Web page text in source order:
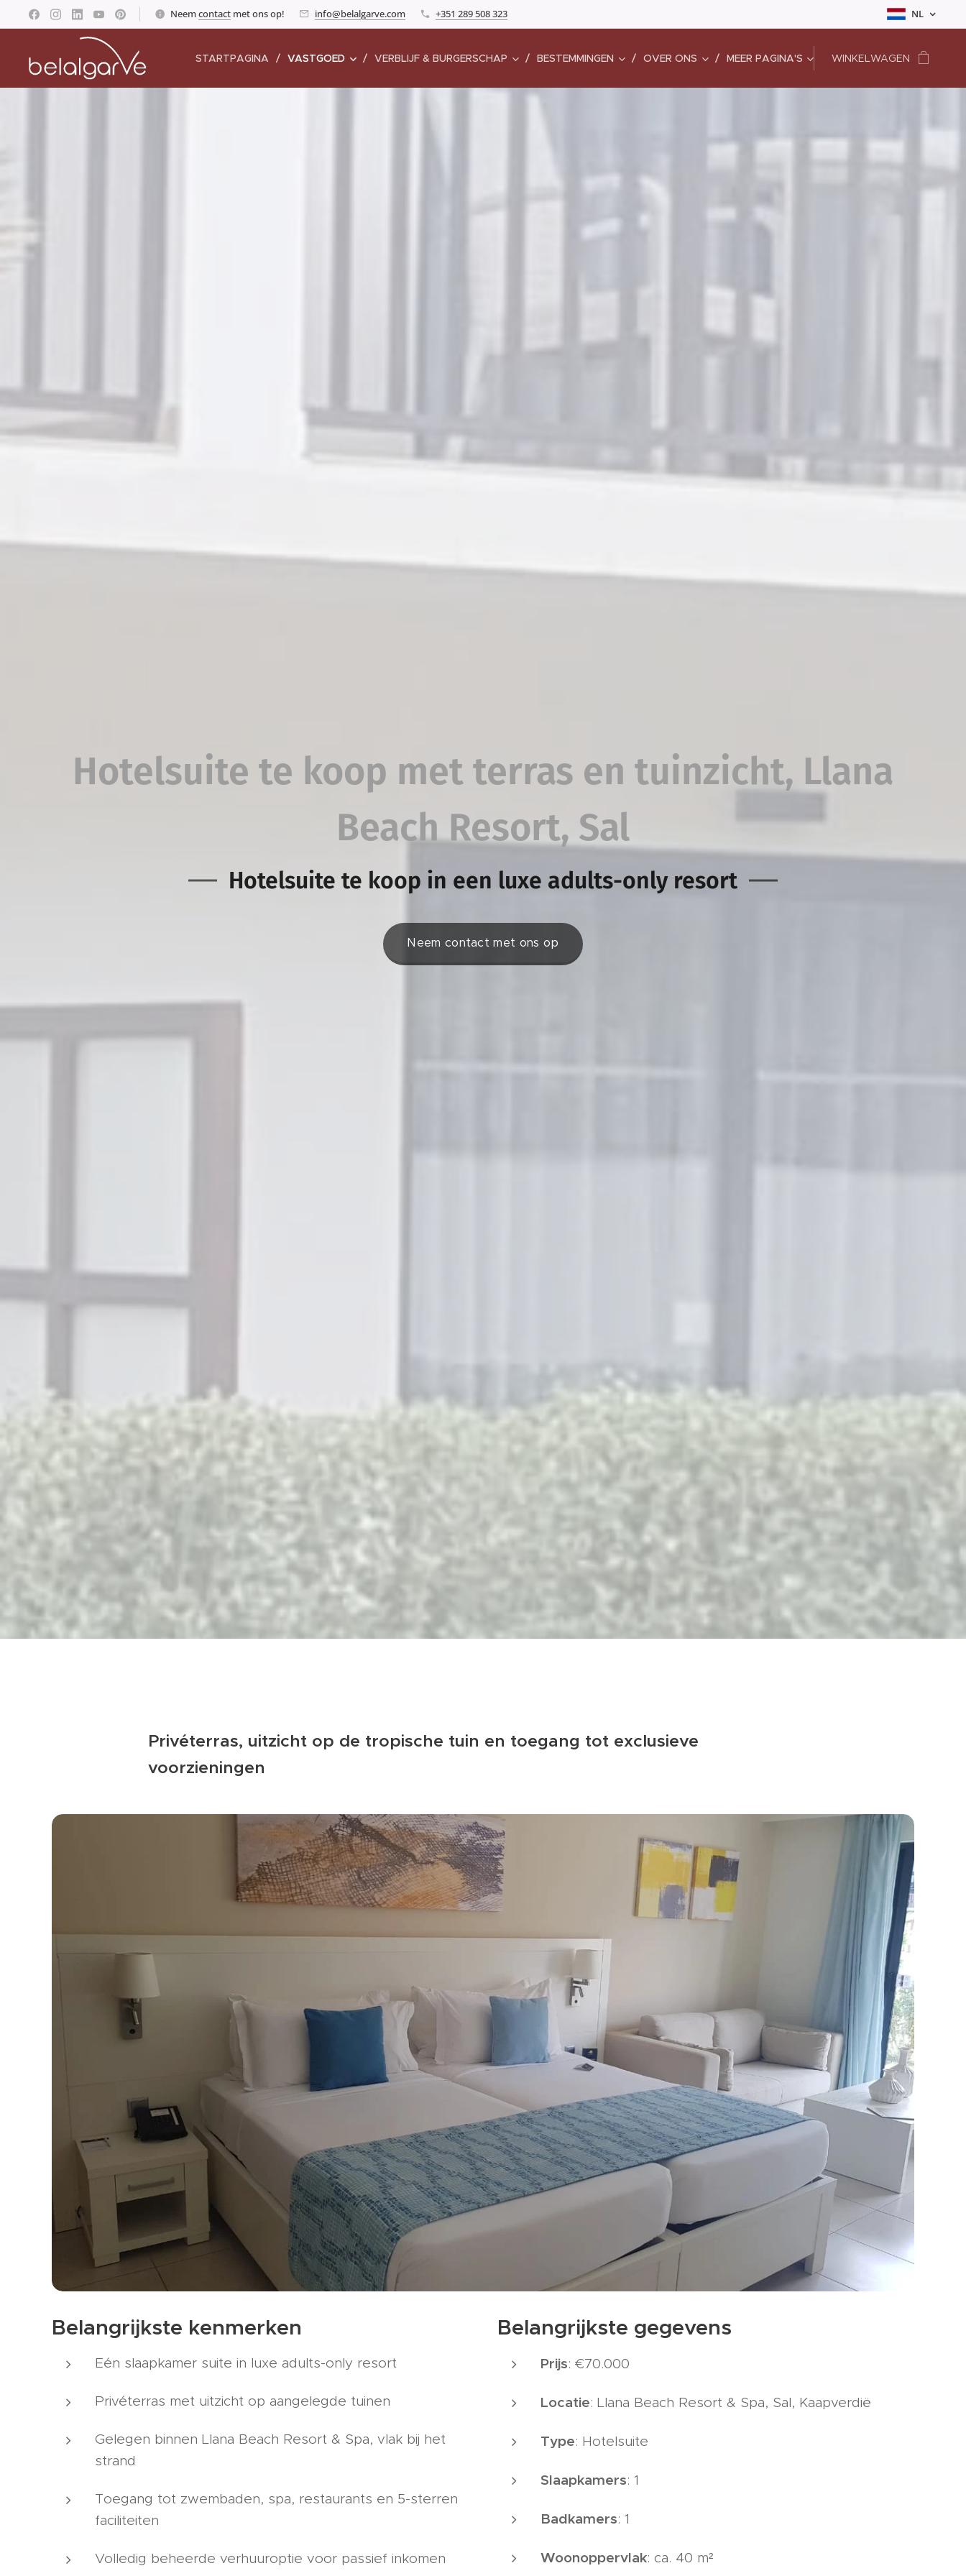
Neemcontact met ons op! info@belalgarve.com +351 289 508 323 NL
STARTPAGINA VASTGOED VERBLIJF & BURGERSCHAP BESTEMMINGEN OVER ONS MEER PAGINA'S WINKELWAGEN
Hotelsuite te koop met terras en tuinzicht, Llana
Beach Resort, Sal
Hotelsuite te koop in een luxe adults-only resort
Neem contact met ons op
Privéterras, uitzicht op de tropische tuin en toegang tot exclusieve
voorzieningen
Belangrijkste kenmerken
Eén slaapkamer suite in luxe adults-only resort
Privéterras met uitzicht op aangelegde tuinen
Gelegen binnen Llana Beach Resort & Spa, vlak bij het
strand
Toegang tot zwembaden, spa, restaurants en 5-sterren
faciliteiten
Volledig beheerde verhuuroptie voor passief inkomen
Belangrijkste gegevens
Prijs: €70.000
Locatie: Llana Beach Resort & Spa, Sal, Kaapverdië
Type: Hotelsuite
Slaapkamers: 1
Badkamers: 1
Woonoppervlak: ca. 40 m²